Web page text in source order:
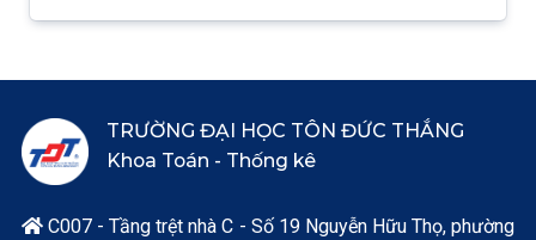
TRƯỜNG ĐẠI HỌC TÔN ĐỨC THẮNG
Khoa Toán - Thống kê
C007 - Tầng trệt nhà C - Số 19 Nguyễn Hữu Thọ, phường